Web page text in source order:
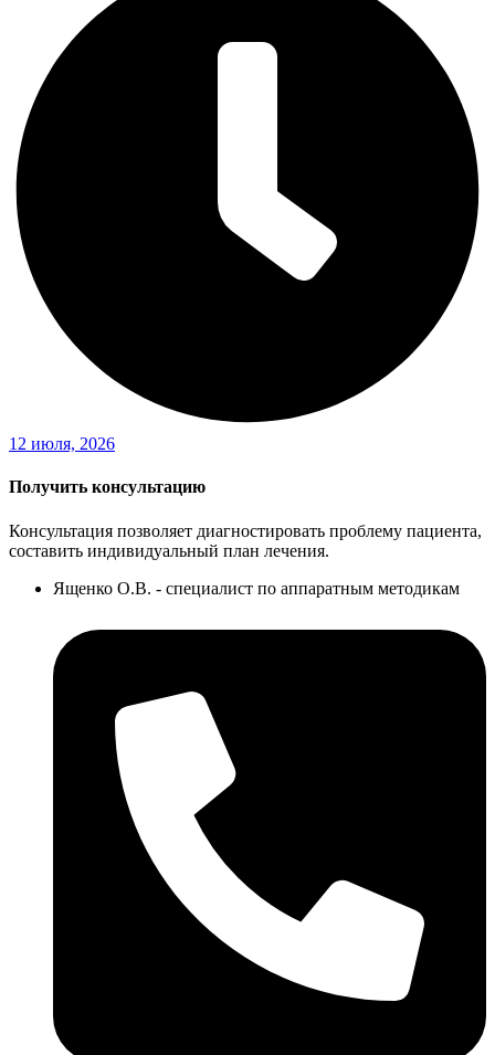
12 июля, 2026
Получить консультацию
Консультация позволяет диагностировать проблему пациента,
составить индивидуальный план лечения.
Ященко О.В. - специалист по аппаратным методикам